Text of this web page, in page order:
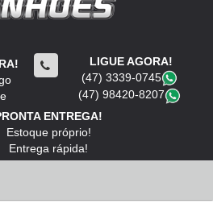
LIGUE AGORA!
(47) 3339-0745
(47) 98420-8207
ENTREGA!
Estoque próprio!
Entrega rápida!